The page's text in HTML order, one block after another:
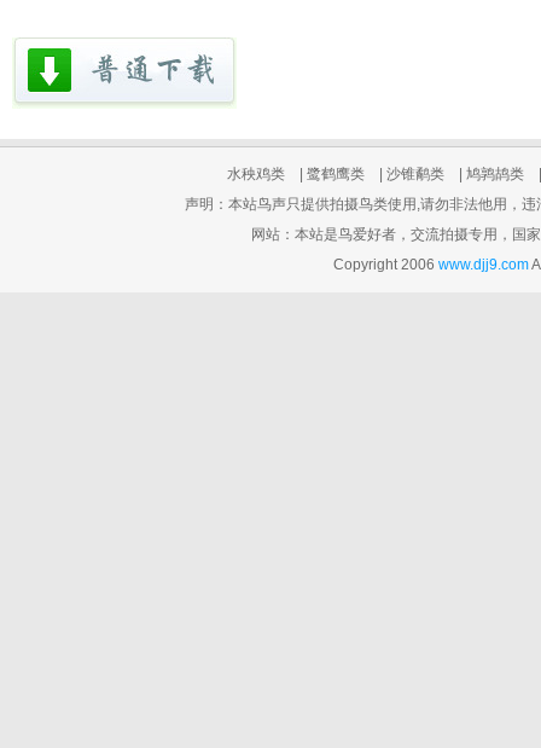
水秧鸡类 |鹭鹤鹰类 |沙锥鹬类 |鸠鹑鸪类
声明：本站鸟声只提供拍摄鸟类使用,请勿非法他用，
网站：本站是鸟爱好者，交流拍摄专用，国
Copyright 2006www.djj9.com